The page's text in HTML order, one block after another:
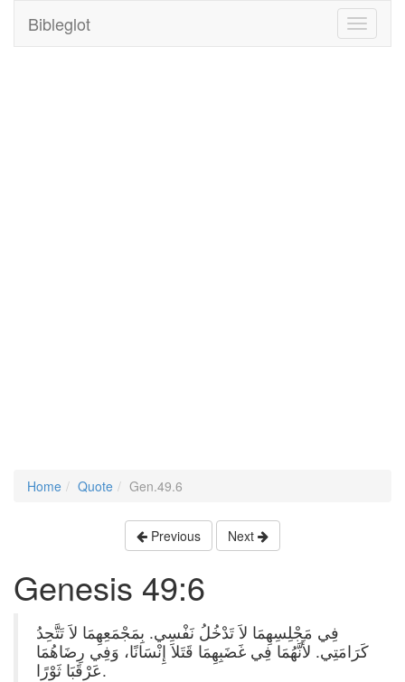
Toggle
Bibleglot
Home Quote Gen.49.6
Previous Next
Genesis 49:6
فِي مَجْلِسِهِمَا لاَ تَدْخُلُ نَفْسِي. بِمَجْمَعِهِمَا لاَ تَتَّحِدُ
كَرَامَتِي. لأَنَّهُمَا فِي غَضَبِهِمَا قَتَلاَ إِنْسَانًا، وَفِي رِضَاهُمَا
عَرْقَبَا ثَوْرًا.